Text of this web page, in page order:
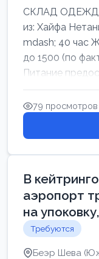
СКЛАД
из: Хайфа
mdash; 40 час
до 1500 (по
Питание
79 просмотров
В
аэропорт
на
Требуются
Беэр Шева